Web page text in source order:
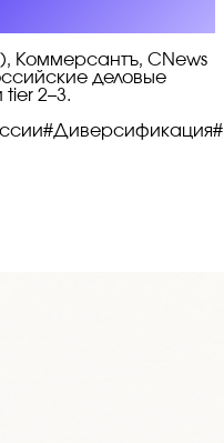
Коммерсантъ, CNews
деловые
2–3.
#Диверсификация#